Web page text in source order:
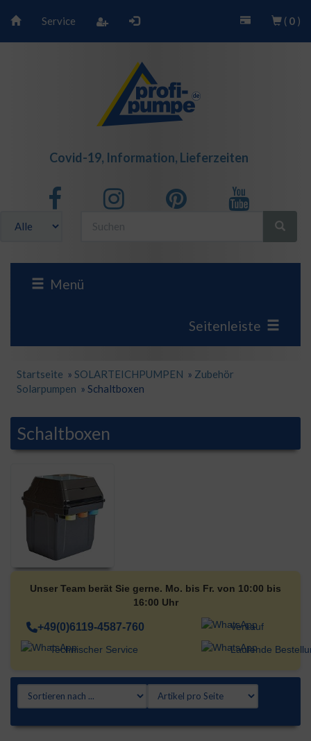
Service ( 0 )
Covid-19, Information, Lieferzeiten
Menü
Seitenleiste
Startseite » SOLARTEICHPUMPEN » Zubehör
Solarpumpen » Schaltboxen
Schaltboxen
Unser Team berät Sie gerne. Mo. bis Fr. von 10:00 bis
16:00 Uhr
+49(0)6119-4587-760 Verkauf
Technischer Service Laufende